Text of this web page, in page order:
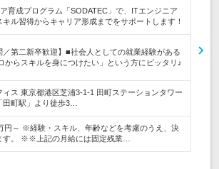
育成プログラム「SODATEC」で、ITエンジニア
キル習得からキャリア形成までをサポートします！
／第二新卒歓迎】■社会人としての就業経験がある
からスキルを身につけたい」という方にピッタリ♪
ス 東京都港区芝浦3-1-1 田町ステーションタワー
田町駅」より徒歩3…
円～ ※経験・スキル、年齢などを考慮のうえ、決
す。 ※※上記の月給には固定残業…